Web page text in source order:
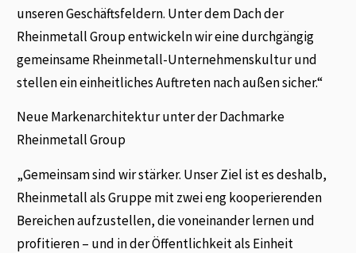
unseren Geschäftsfeldern. Unter dem Dach der
Rheinmetall Group entwickeln wir eine durchgängig
gemeinsame Rheinmetall-Unternehmenskultur und
stellen ein einheitliches Auftreten nach außen sicher.“
Neue Markenarchitektur unter der Dachmarke
Rheinmetall Group
„Gemeinsam sind wir stärker. Unser Ziel ist es deshalb,
Rheinmetall als Gruppe mit zwei eng kooperierenden
Bereichen aufzustellen, die voneinander lernen und
profitieren – und in der Öffentlichkeit als Einheit